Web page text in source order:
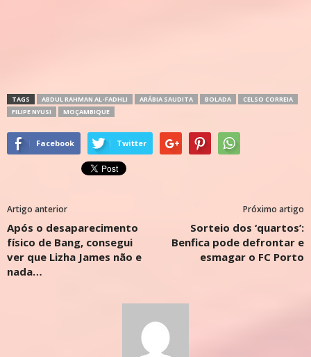
TAGS ABDUL RAHMAN AL-FADHLI ARÁBIA SAUDITA BOLADA
CELSO CORREIA
FILIPE NYUSI
MOÇAMBIQUE
Facebook Twitter
Artigo anterior
Após o desaparecimento
físico de Bang, consegui
ver que Lizha James não e
nada…
Próximo artigo
Sorteio dos ‘quartos’:
Benfica pode defrontar e
esmagar o FC Porto